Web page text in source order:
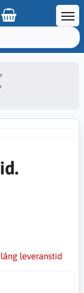
leveranstid